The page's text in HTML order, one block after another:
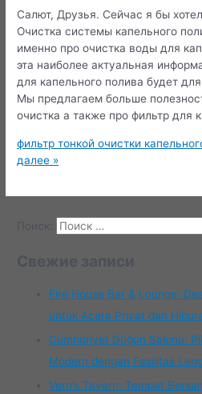
Салют, Друзья. Сейчас я бы
Очистка системы капельного
именно про очистка воды для
эта наиболее актуальная
для капельного полива будет
Мы предлагаем больше
очистка а также про фильтр для
фильтр тонкой очистки
далее »
Поиск:
Свежие записи
Fire House Bar & Lounge:
untuk Acara Privat dan
Cumhuriyet Düğün Salonu:
Modern dengan Fasilitas
Vern’s Tavern: Tempat